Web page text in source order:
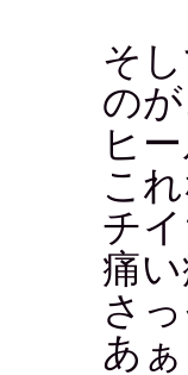
そ
のが
ヒ
こ
チ
痛い
さ
あぁ